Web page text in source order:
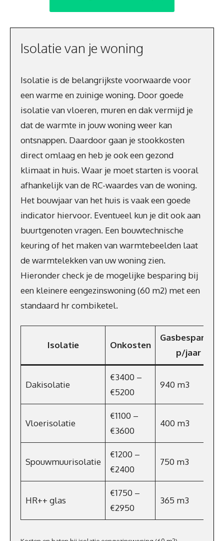
Isolatie van je woning
Isolatie is de belangrijkste voorwaarde voor
een warme en zuinige woning. Door goede
isolatie van vloeren, muren en dak vermijd je
dat de warmte in jouw woning weer kan
ontsnappen. Daardoor gaan je stookkosten
direct omlaag en heb je ook een gezond
klimaat in huis. Waar je moet starten is vooral
afhankelijk van de RC-waardes van de woning.
Het bouwjaar van het huis is vaak een goede
indicator hiervoor. Eventueel kun je dit ook aan
buurtgenoten vragen. Een bouwtechnische
keuring of het maken van warmtebeelden laat
de warmtelekken van uw woning zien.
Hieronder check je de mogelijke besparing bij
een kleinere eengezinswoning (60 m2) met een
standaard hr combiketel.
Isolatie Onkosten
Gasbesparing
p/jaar
Dakisolatie
€3400 –
€5200
940 m3
Vloerisolatie
€1100 –
€3600
400 m3
Spouwmuurisolatie
€1200 –
€2400
750 m3
HR++ glas
€1750 –
€2950
365 m3